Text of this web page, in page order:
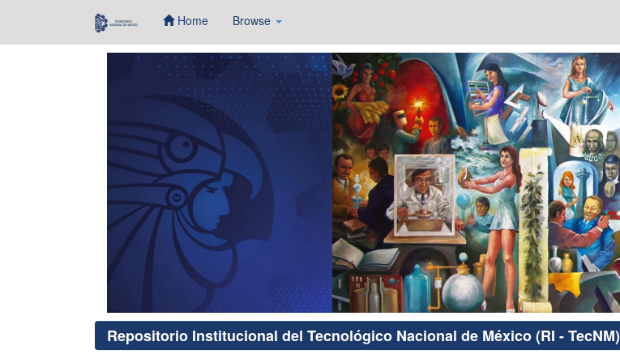
Home Browse
Repositorio Institucional del Tecnológico Nacional de México (RI - TecNM)